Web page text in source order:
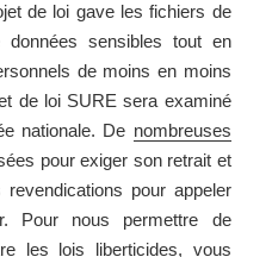
de loi gave les fichiers de
sensibles tout en
de moins en moins
de loi SURE sera examiné
nationale. De nombreuses
pour exiger son retrait et
pour appeler
Pour nous permettre de
les lois liberticides, vous